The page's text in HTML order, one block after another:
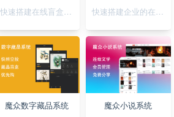
快速搭建在线盲盒系统
快速搭建企业的在线影视系统
魔众数字藏品系统
魔众小说系统